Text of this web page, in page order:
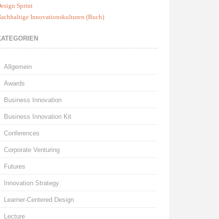
Sprint
Innovationskulturen (Buch)
Allgemein
Awards
Business Innovation
Business Innovation Kit
Conferences
Corporate Venturing
Futures
Innovation Strategy
Learner-Centered Design
Lecture